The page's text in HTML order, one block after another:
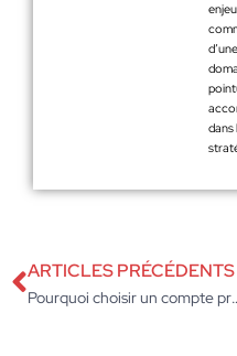
dans
ARTICLES PRÉCÉDENTS
Pourquoi choisir un compte